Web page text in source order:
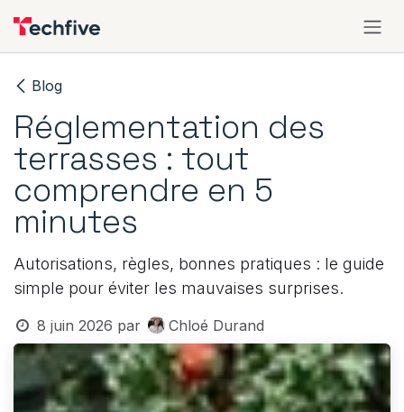
Blog
Réglementation des
terrasses : tout
comprendre en 5
minutes
Autorisations, règles, bonnes pratiques : le guide
simple pour éviter les mauvaises surprises.
8 juin 2026 par Chloé Durand